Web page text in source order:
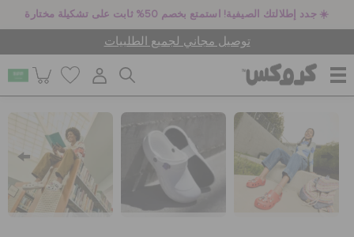
☀️ جدد إطلالتك الصيفية! استمتع بخصم 50% ثابت على تشكيلة مختارة
توصيل مجاني لجميع الطلبيات
للنساء
للرجال